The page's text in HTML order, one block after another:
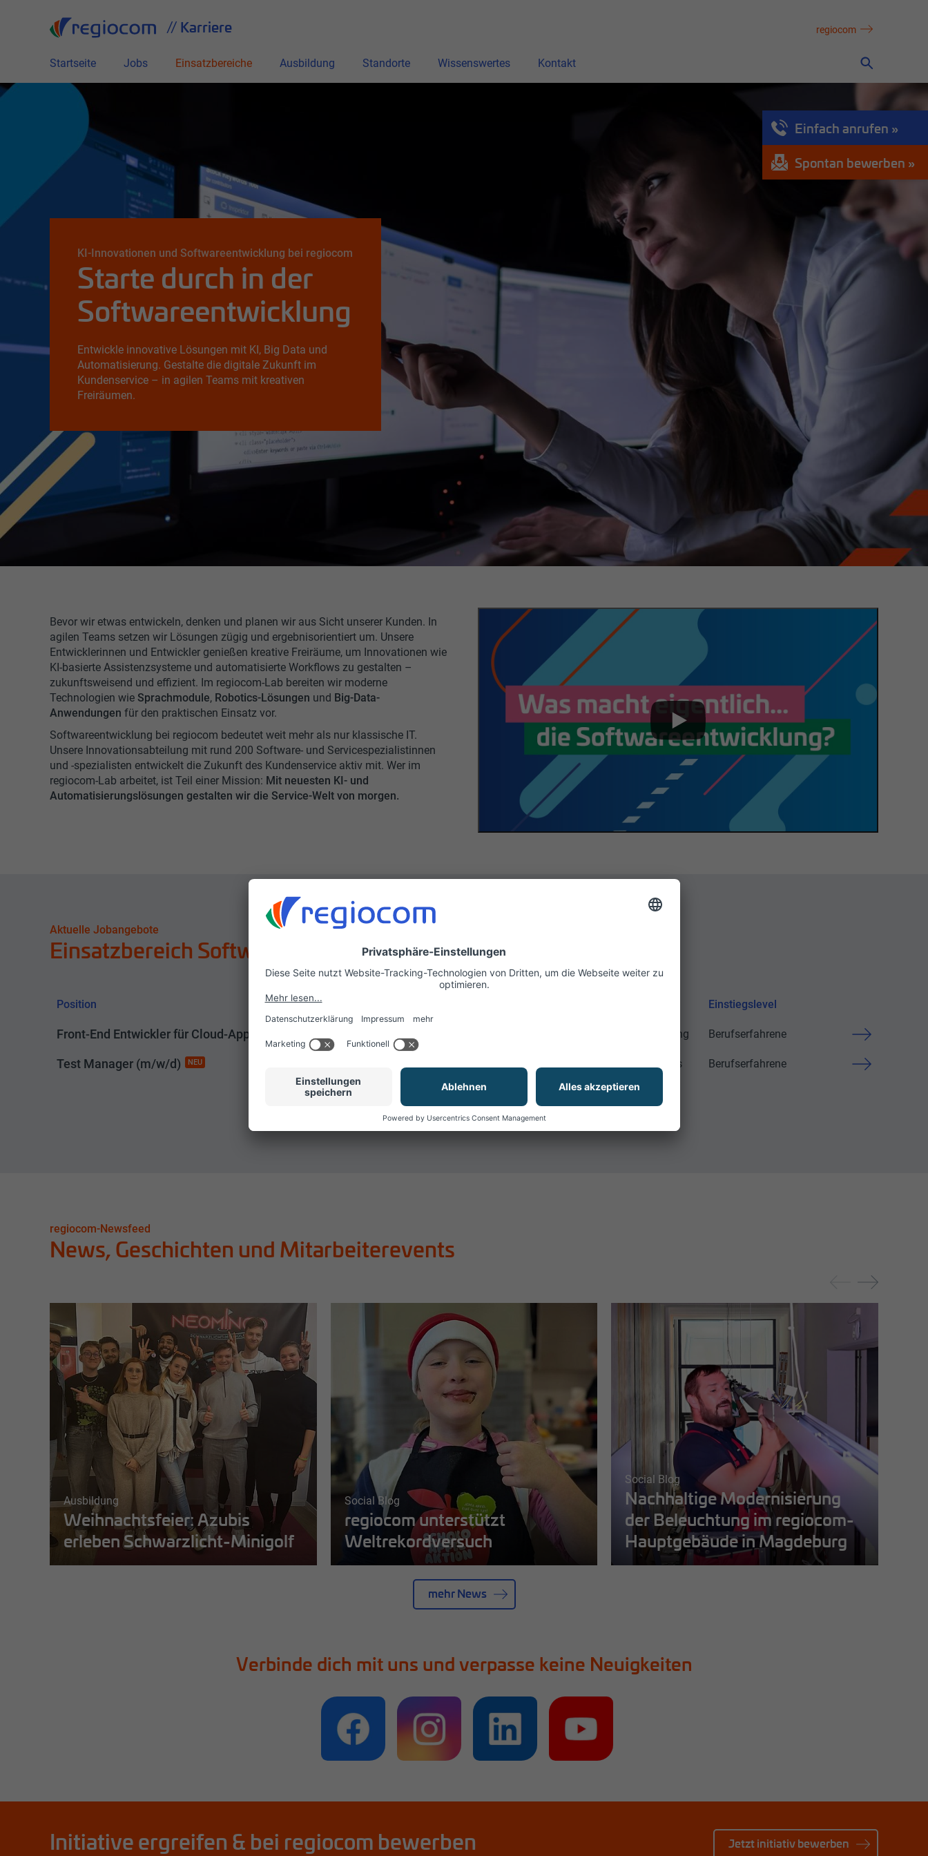
// Karriere regiocom
Startseite Jobs Einsatzbereiche Ausbildung Standorte Wissenswertes Kontakt
Einfach anrufen
Spontan bewerben
KI-Innovationen und Softwareentwicklung bei regiocom
Starte durch in der
Softwareentwicklung
Entwickle innovative Lösungen mit KI, Big Data und
Automatisierung. Gestalte die digitale Zukunft im
Kundenservice – in agilen Teams mit kreativen
Freiräumen.
Bevor wir etwas entwickeln, denken und planen wir aus Sicht unserer Kunden. In
agilen Teams setzen wir Lösungen zügig und ergebnisorientiert um. Unsere
Entwicklerinnen und Entwickler genießen kreative Freiräume, um Innovationen wie
KI-basierte Assistenzsysteme und automatisierte Workflows zu gestalten –
zukunftsweisend und effizient. Im regiocom-Lab bereiten wir moderne
Technologien wie Sprachmodule, Robotics-Lösungen und Big-Data-
Anwendungen für den praktischen Einsatz vor.
Softwareentwicklung bei regiocom bedeutet weit mehr als nur klassische IT.
Unsere Innovationsabteilung mit rund 200 Software- und Servicespezialistinnen
und -spezialisten entwickelt die Zukunft des Kundenservice aktiv mit. Wer im
regiocom-Lab arbeitet, ist Teil einer Mission: Mit neuesten KI- und
Automatisierungslösungen gestalten wir die Service-Welt von morgen.
Aktuelle Jobangebote
Einsatzbereich Softwareentwicklung
Position Einstiegslevel
Front-End Entwickler für Cloud-Applikationen (m/w/d) Softwareentwicklung Berufserfahrene
Test Manager (m/w/d) NEU Customer Solutions Berufserfahrene
1
regiocom-Newsfeed
News, Geschichten und Mitarbeiterevents
Ausbildung
Weihnachtsfeier: Azubis
erleben Schwarzlicht-Minigolf
Social Blog
regiocom unterstützt
Weltrekordversuch
Mehr erfahren
Social Blog
Nachhaltige Modernisierung
der Beleuchtung im regiocom-
Hauptgebäude in Magdeburg
mehr News
Verbinde dich mit uns und verpasse keine Neuigkeiten
Initiative ergreifen & bei regiocom bewerben Jetzt initiativ bewerben